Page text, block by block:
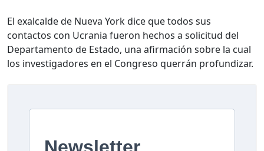
El exalcalde de Nueva York dice que todos sus
contactos con Ucrania fueron hechos a solicitud del
Departamento de Estado, una afirmación sobre la cual
los investigadores en el Congreso querrán profundizar.